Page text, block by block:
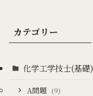
カテゴリー
化学工学技士(基礎)
A問題 (9)